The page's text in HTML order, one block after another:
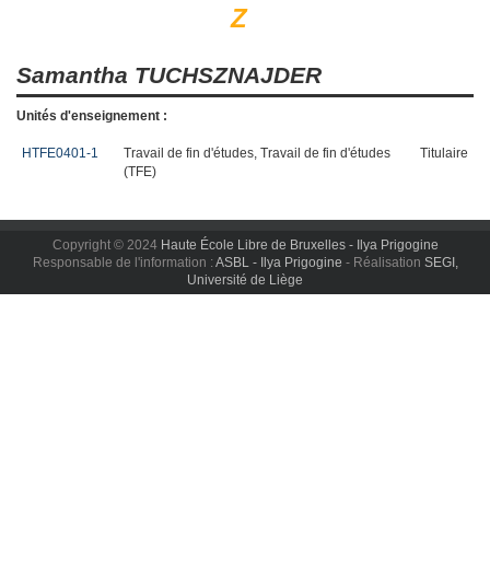
Z
Samantha TUCHSZNAJDER
Unités d'enseignement :
HTFE0401-1
Travail de fin d'études, Travail de fin d'études
(TFE)
Titulaire
Copyright © 2024 Haute École Libre de Bruxelles - Ilya Prigogine
Responsable de l'information : ASBL - Ilya Prigogine - Réalisation SEGI,
Université de Liège